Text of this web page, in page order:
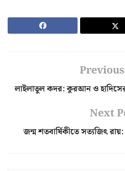
লাইলাতুল কদর: কুরআন ও
Next
জন্ম শতবার্ষিকীতে সত্যজিৎ রায়: